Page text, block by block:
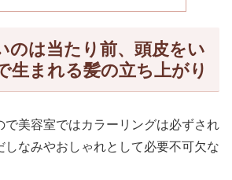
のは当たり前、頭皮をい
生まれる髪の立ち上がり
で美容室ではカラーリングは必ずされ
しなみやおしゃれとして必要不可欠な